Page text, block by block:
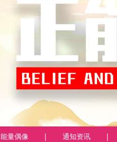
能量偶像 | 通知资讯 |